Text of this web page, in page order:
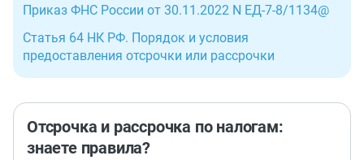
Приказ ФНС России от 30.11.2022 N ЕД-7-8/1134@
Статья 64 НК РФ. Порядок и условия
предоставления отсрочки или рассрочки
Отсрочка и рассрочка по налогам:
знаете правила?